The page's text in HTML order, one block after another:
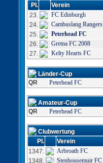
Pl.
Verein
23.
FC Edinburgh
24.
Cambuslang Rangers
25.
Peterhead FC
26.
Gretna FC 2008
27.
Kelty Hearts FC
Länder-Cup
QR
Peterhead FC
Amateur-Cup
QR
Peterhead FC
Clubwertung
Pl.
Verein
1347.
Arbroath FC
1348.
Stenhousemuir FC